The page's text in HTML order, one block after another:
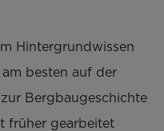
Hintergrundwissen
besten auf der
Bergbaugeschichte
früher gearbeitet